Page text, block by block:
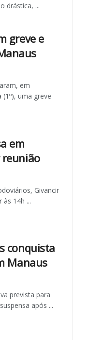
drástica, ...
greve e
em
uma greve
em
Givancir
14h ...
conquista
Manaus
prevista para
após ...